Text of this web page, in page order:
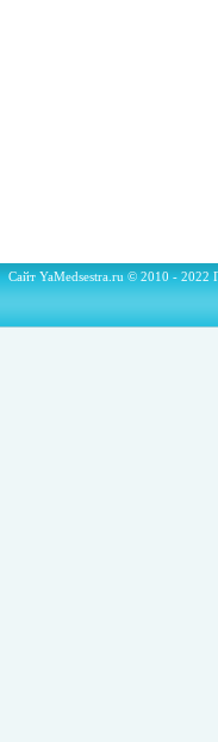
Сайт YaMedsestra.ru © 2010 - 2022